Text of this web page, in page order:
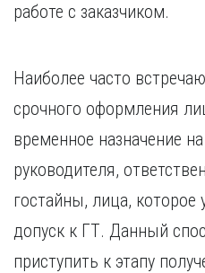
работе с заказчиком.
Наиболее часто
срочного оформления
временное назначение
руководителя,
гостайны, лица,
допуск к ГТ. Данный
приступить к этапу